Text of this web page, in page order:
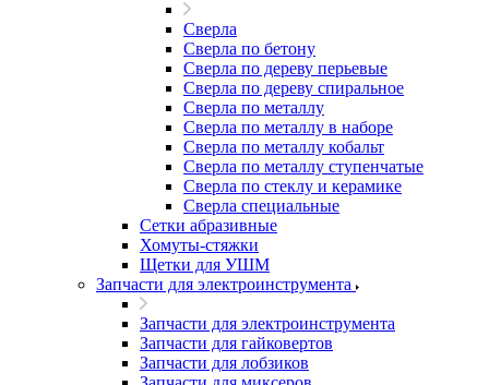
Сверла
Сверла по бетону
Сверла по дереву перьевые
Сверла по дереву спиральное
Сверла по металлу
Сверла по металлу в наборе
Сверла по металлу кобальт
Сверла по металлу ступенчатые
Сверла по стеклу и керамике
Сверла специальные
Сетки абразивные
Хомуты-стяжки
Щетки для УШМ
Запчасти для электроинструмента
Запчасти для электроинструмента
Запчасти для гайковертов
Запчасти для лобзиков